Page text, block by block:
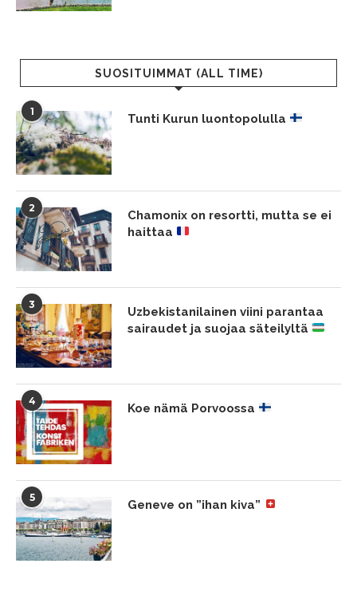
SUOSITUIMMAT (ALL TIME)
1
Tunti Kurun luontopolulla
2
Chamonix on resortti, mutta se ei
haittaa
3
Uzbekistanilainen viini parantaa
sairaudet ja suojaa säteilyltä
4
Koe nämä Porvoossa
5
Geneve on ”ihan kiva”